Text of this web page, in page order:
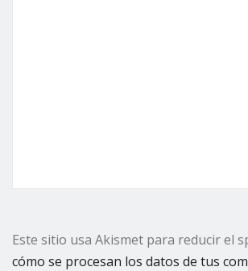
Este sitio usa Akismet para reducir el
cómo se procesan los datos de tus